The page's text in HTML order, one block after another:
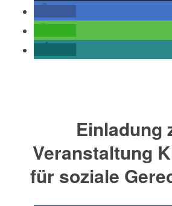
Einladung
Veranstaltung
für soziale